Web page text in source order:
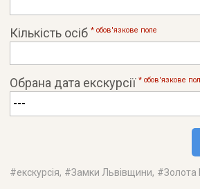
Кількість осіб* обов'язковe поле
Обрана дата екскурсії* обов'язковe
#екскурсія, #Замки Львівщини, #Золота